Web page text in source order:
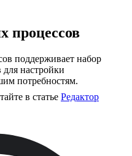
процессов
поддерживает набор
настройки
потребностям.
в статье Редактор